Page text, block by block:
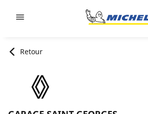
Retour